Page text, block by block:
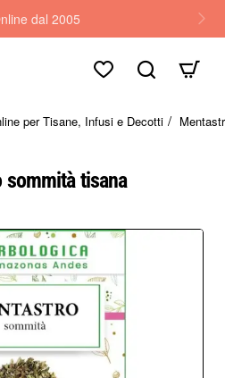
dal 2005
sommità tisana
per Tisane, Infusi e Decotti